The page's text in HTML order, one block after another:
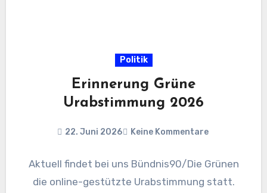
Politik
Erinnerung Grüne
Urabstimmung 2026
22. Juni 2026 Keine Kommentare
Aktuell findet bei uns Bündnis90/Die Grünen
die online-gestützte Urabstimmung statt.